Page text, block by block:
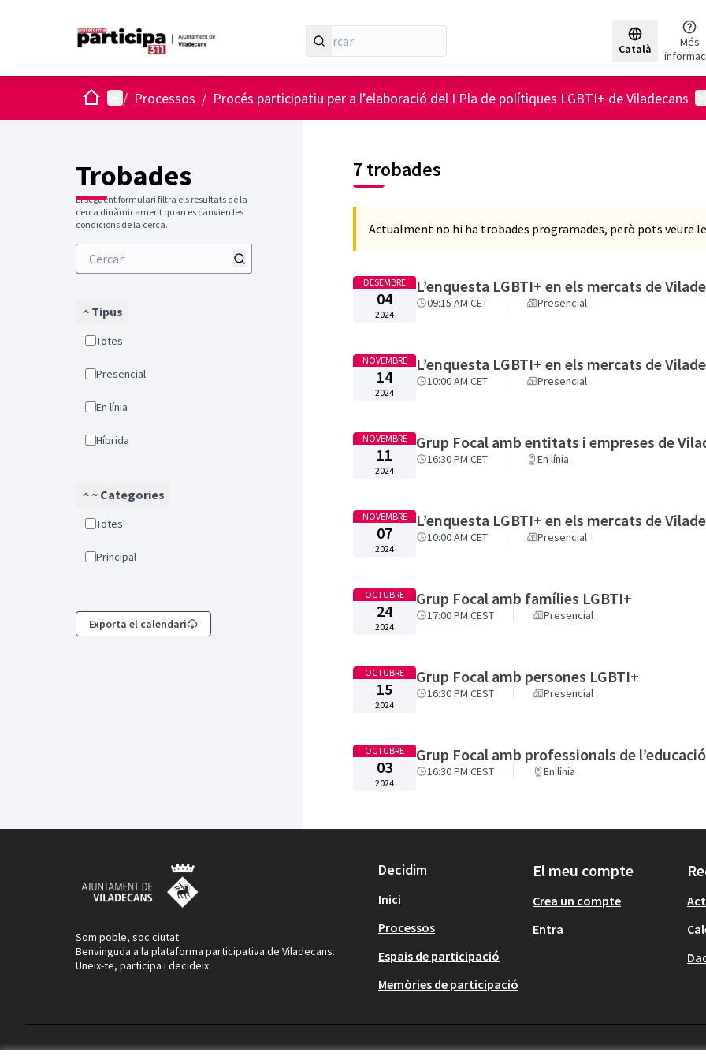
Català
Triar la llengua
Més
Inici Menú principal
/ Processos / Procés participatiu per a l’elaboració del I Pla de polítiques LGBTI+ de Viladecans
Trobades
El següent formulari filtra els resultats de la
cerca dinàmicament quan es canvien les
condicions de la cerca.
Tipus
Totes
Presencial
En línia
Híbrida
~ Categories
Totes
Principal
Exporta el calendari
7 trobades
Actualment no hi ha trobades programades, però pots veure
DESEMBRE
04
2024
L’enquesta LGBTI+ en els mercats de
09:15 AM CET Presencial
NOVEMBRE
14
2024
L’enquesta LGBTI+ en els mercats de
10:00 AM CET Presencial
NOVEMBRE
11
2024
Grup Focal amb entitats i empreses de
16:30 PM CET En línia
NOVEMBRE
07
2024
L’enquesta LGBTI+ en els mercats de
10:00 AM CET Presencial
OCTUBRE
24
2024
Grup Focal amb famílies LGBTI+
17:00 PM CEST Presencial
OCTUBRE
15
2024
Grup Focal amb persones LGBTI+
16:30 PM CEST Presencial
OCTUBRE
03
2024
Grup Focal amb professionals de
16:30 PM CEST En línia
Som poble, soc ciutat
Benvinguda a la plataforma participativa de Viladecans.
Uneix-te, participa i decideix.
Decidim
Inici
Processos
Espais de participació
Memòries de participació
El meu compte
Crea un compte
Entra